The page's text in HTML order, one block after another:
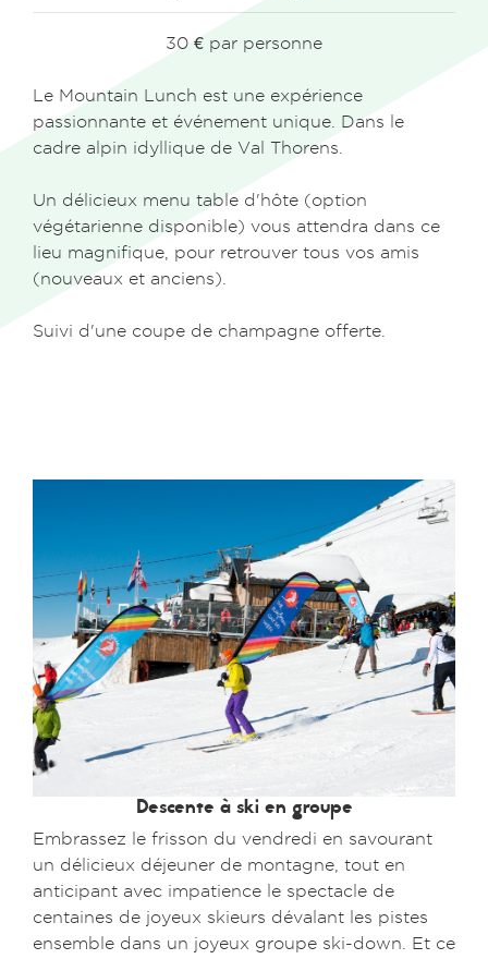
30 € par personne
Le Mountain Lunch est une expérience
passionnante et événement unique. Dans le
cadre alpin idyllique de Val Thorens.
Un délicieux menu table d'hôte (option
végétarienne disponible) vous attendra dans ce
lieu magnifique, pour retrouver tous vos amis
(nouveaux et anciens).
Suivi d'une coupe de champagne offerte.
Descente à ski en groupe
Embrassez le frisson du vendredi en savourant
un délicieux déjeuner de montagne, tout en
anticipant avec impatience le spectacle de
centaines de joyeux skieurs dévalant les pistes
ensemble dans un joyeux groupe ski-down. Et ce